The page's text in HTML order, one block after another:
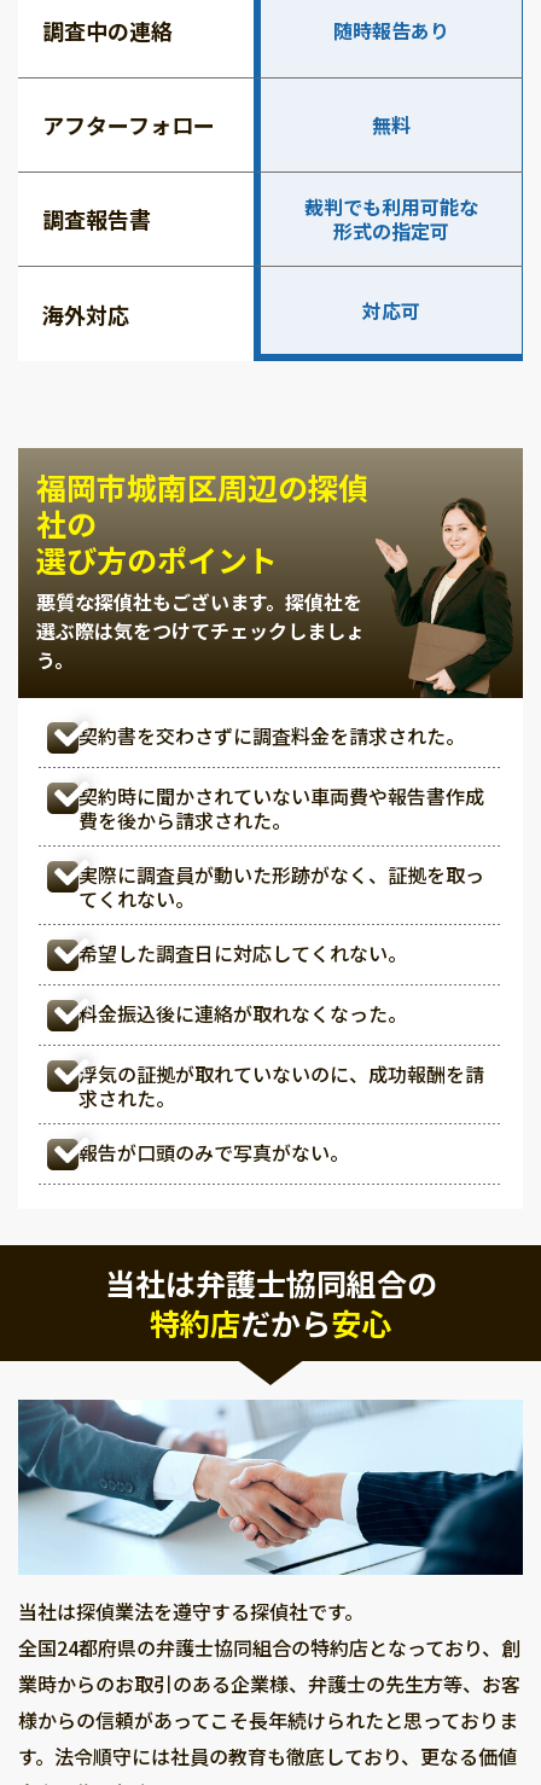
調査中の連絡 随時報告あり
アフターフォロー 無料
調査報告書
裁判でも利用可能な
形式の指定可
海外対応 対応可
福岡市城南区周辺の探偵
社の
選び方のポイント
悪質な探偵社もございます。 探偵社を
選ぶ際は気をつけてチェックしましょ
う。
契約書を交わさずに調査料金を請求された。
契約時に聞かされていない車両費や報告書作成
費を後から請求された。
実際に調査員が動いた形跡がなく、証拠を取っ
てくれない。
希望した調査日に対応してくれない。
料金振込後に連絡が取れなくなった。
浮気の証拠が取れていないのに、成功報酬を請
求された。
報告が口頭のみで写真がない。
当社は弁護士協同組合の
特約店だから安心
当社は探偵業法を遵守する探偵社です。
全国24都府県の弁護士協同組合の特約店となっており、創
業時からのお取引のある企業様、弁護士の先生方等、お客
様からの信頼があってこそ長年続けられたと思っておりま
す。法令順守には社員の教育も徹底しており、更なる価値